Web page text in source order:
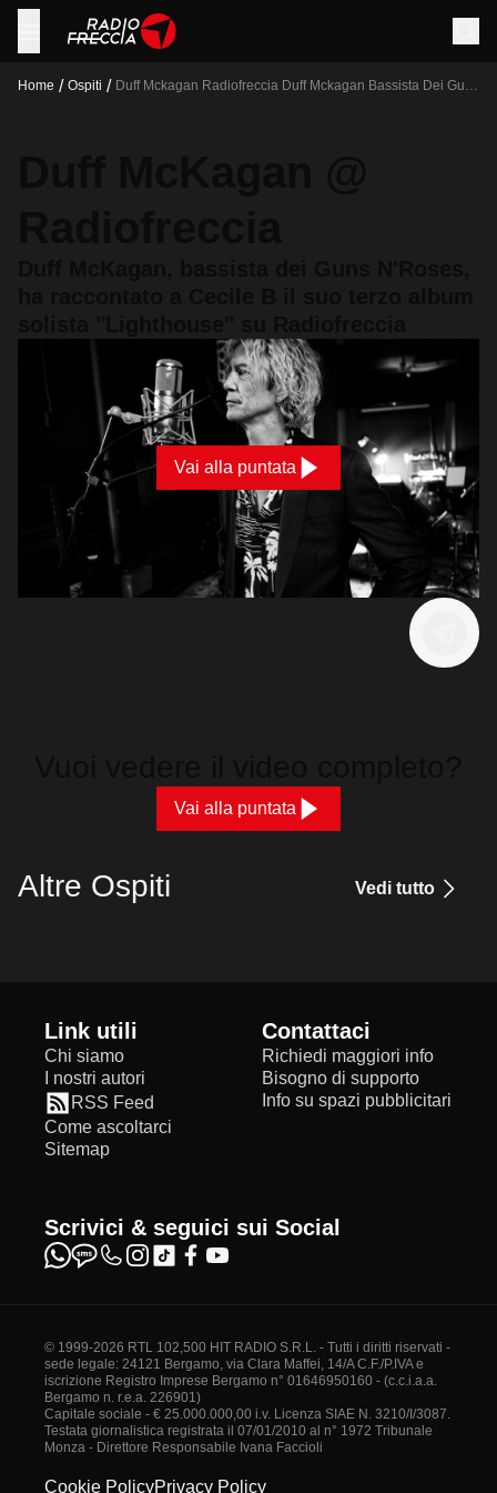
Home / Ospiti / Duff Mckagan Radiofreccia Duff Mckagan Bassista Dei Guns
Vai alla puntata
Vai alla puntata
Altre Ospiti Vedi tutto
Link utili
Chi siamo
I nostri autori
RSS Feed
Come ascoltarci
Sitemap
Contattaci
Richiedi maggiori info
Bisogno di supporto
Info su spazi pubblicitari
Scrivici & seguici sui Social
© 1999-2026 RTL 102,500 HIT RADIO S.R.L. - Tutti i diritti riservati -
sede legale: 24121 Bergamo, via Clara Maffei, 14/A C.F./P.IVA e
iscrizione Registro Imprese Bergamo n° 01646950160 - (c.c.i.a.a.
Bergamo n. r.e.a. 226901)
Capitale sociale - € 25.000.000,00 i.v. Licenza SIAE N. 3210/I/3087.
Testata giornalistica registrata il 07/01/2010 al n° 1972 Tribunale
Monza - Direttore Responsabile Ivana Faccioli
Cookie PolicyPrivacy Policy